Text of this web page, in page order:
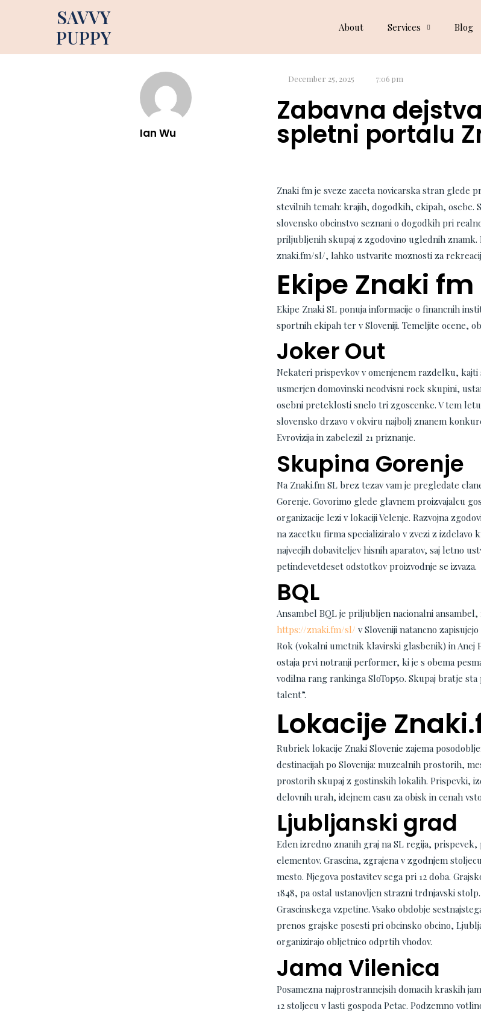
SAVVY
PUPPY
About Services Blog
Dog Blog
Ian Wu
December 25, 2025 7:06 pm
Zabavna
spletni portalu
Znaki fm je sveze zaceta novicarska stran glede
stevilnih temah: krajih, dogodkih, ekipah, osebe.
slovensko obcinstvo seznani o dogodkih pri
priljubljenih skupaj z zgodovino uglednih
znaki.fm/sl/, lahko ustvarite moznosti za
Ekipe Znaki fm
Ekipe Znaki SL ponuja informacije o financnih
sportnih ekipah ter v Sloveniji. Temeljite ocene,
Joker Out
Nekateri prispevkov v omenjenem razdelku, kajti
usmerjen domovinski neodvisni rock skupini,
osebni preteklosti snelo tri zgoscenke. V tem letu
slovensko drzavo v okviru najbolj znanem
Evrovizija in zabelezil 21 priznanje.
Skupina Gorenje
Na Znaki.fm SL brez tezav vam je pregledate
Gorenje. Govorimo glede glavnem proizvajalcu
organizacije lezi v lokaciji Velenje. Razvojna
na zacetku firma specializiralo v zvezi z izdelavo
najvecjih dobaviteljev hisnih aparatov, saj letno
petindevetdeset odstotkov proizvodnje se izvaza.
BQL
Ansambel BQL je priljubljen nacionalni
https://znaki.fm/sl/ v Sloveniji natancno
Rok (vokalni umetnik klavirski glasbenik) in Anej
ostaja prvi notranji performer, ki je s obema
vodilna rang rankinga SloTop50. Skupaj bratje sta
talent”.
Lokacije
Rubriek lokacije Znaki Slovenie zajema
destinacijah po Slovenija: muzealnih prostorih,
prostorih skupaj z gostinskih lokalih. Prispevki,
delovnih urah, idejnem casu za obisk in cenah
Ljubljanski grad
Eden izredno znanih graj na SL regija,
elementov. Grascina, zgrajena v zgodnjem
mesto. Njegova postavitev sega pri 12 doba.
1848, pa ostal ustanovljen strazni trdnjavski
Grascinskega vzpetine. Vsako obdobje
prenos grajske posesti pri obcinsko obcino,
organizirajo obljetnico odprtih vhodov.
Jama Vilenica
Posamezna najprostrannejsih domacih kraskih
12 stoljecu v lasti gospoda Petac. Podzemno